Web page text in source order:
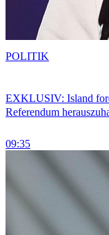
EXKLUSIV: Island
Referendum
09:35
POLITIK